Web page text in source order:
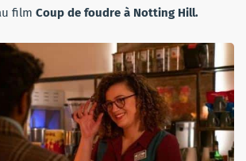
film Coup de foudre à Notting Hill.